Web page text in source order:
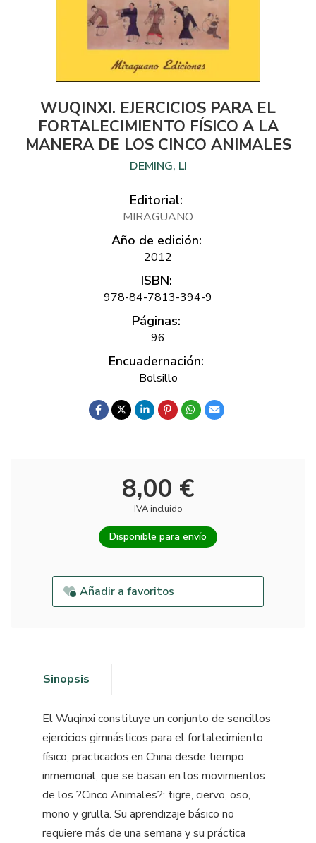
WUQINXI. EJERCICIOS PARA EL
FORTALECIMIENTO FÍSICO A LA
MANERA DE LOS CINCO ANIMALES
DEMING, LI
Editorial:
MIRAGUANO
Año de edición:
2012
ISBN:
978-84-7813-394-9
Páginas:
96
Encuadernación:
Bolsillo
8,00 €
IVA incluido
Disponible para envío
Añadir a favoritos
Sinopsis
El Wuqinxi constituye un conjunto de sencillos
ejercicios gimnásticos para el fortalecimiento
físico, practicados en China desde tiempo
inmemorial, que se basan en los movimientos
de los ?Cinco Animales?: tigre, ciervo, oso,
mono y grulla. Su aprendizaje básico no
requiere más de una semana y su práctica